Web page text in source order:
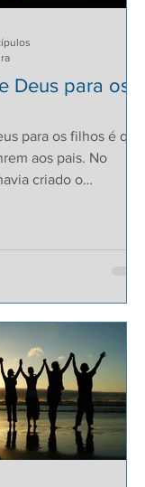
Deus para os
para os filhos é que
aos pais. No
criado o